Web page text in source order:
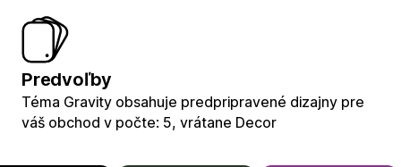
Predvoľby
Téma Gravity obsahuje predpripravené dizajny pre
váš obchod v počte: 5, vrátane Decor